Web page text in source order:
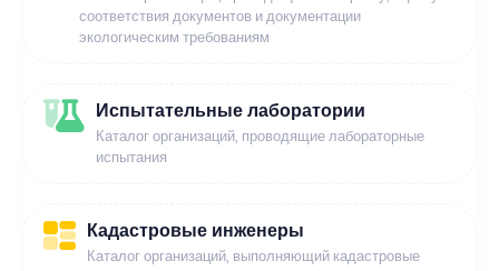
соответствия документов и документации
экологическим требованиям
Испытательные лаборатории
Каталог организаций, проводящие лабораторные
испытания
Кадастровые инженеры
Каталог организаций, выполняющий кадастровые